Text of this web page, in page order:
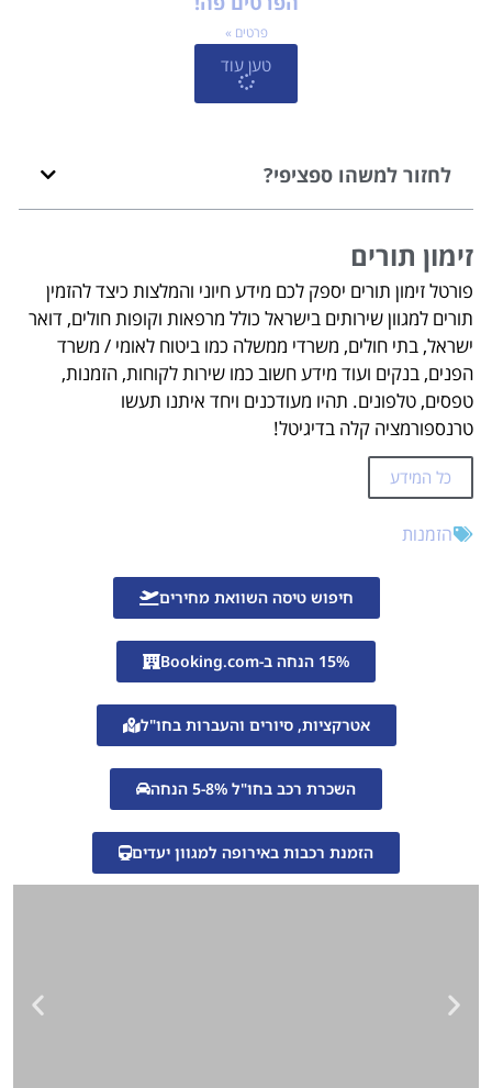
פרטים »
טען עוד
לחזור למשהו ספציפי?
זימון תורים
פורטל זימון תורים יספק לכם מידע חיוני והמלצות כיצד להזמין
תורים למגוון שירותים בישראל כולל מרפאות וקופות חולים, דואר
ישראל, בתי חולים, משרדי ממשלה כמו ביטוח לאומי / משרד
הפנים, בנקים ועוד מידע חשוב כמו שירות לקוחות, הזמנות,
טפסים, טלפונים. תהיו מעודכנים ויחד איתנו תעשו
טרנספורמציה קלה בדיגיטל!
כל המידע
הזמנות
חיפוש טיסה השוואת מחירים
15% הנחה ב-Booking.com
אטרקציות, סיורים והעברות בחו"ל
השכרת רכב בחו"ל 5-8% הנחה
הזמנת רכבות באירופה למגוון יעדים